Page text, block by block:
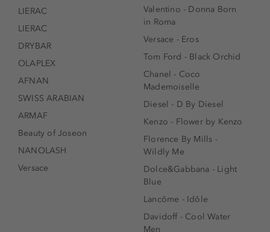
LIERAC
LIERAC
DRYBAR
OLAPLEX
AFNAN
SWISS ARABIAN
ARMAF
Beauty of Joseon
NANOLASH
Versace
Valentino - Donna Born
in Roma
Versace - Eros
Tom Ford - Black Orchid
Chanel - Coco
Mademoiselle
Diesel - D By Diesel
Kenzo - Flower by Kenzo
Florence By Mills -
Wildly Me
Dolce&Gabbana - Light
Blue
Lancôme - Idôle
Davidoff - Cool Water
Men